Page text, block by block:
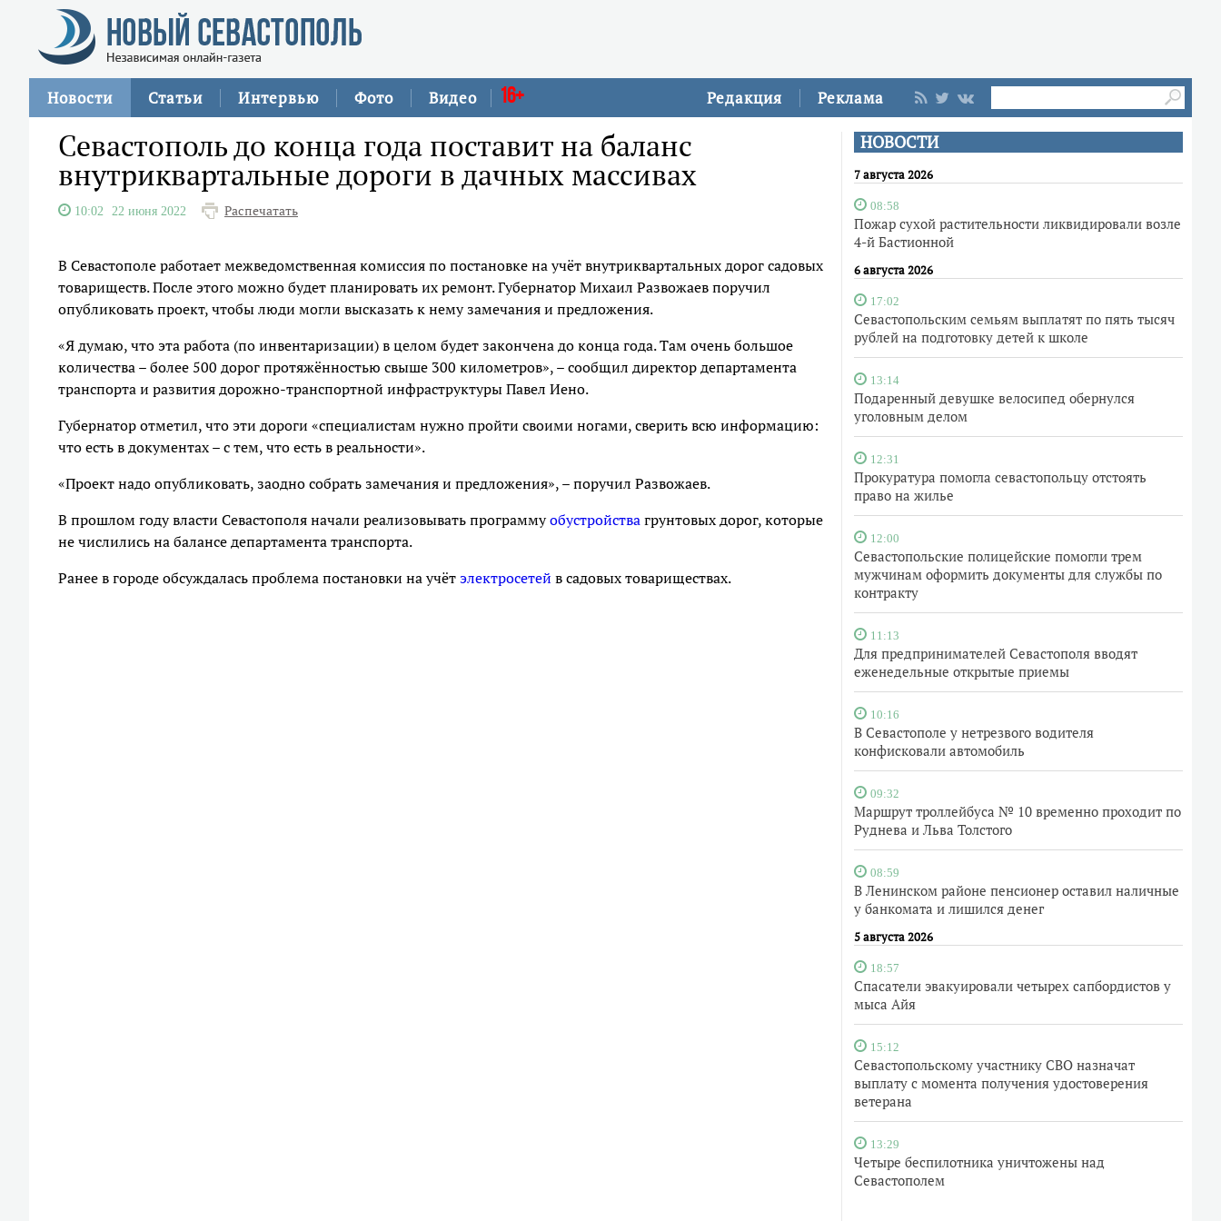
Редакция Реклама
Новости Статьи Интервью Фото Видео 16+
НОВОСТИ
7 августа 2026
08:58
Пожар сухой растительности ликвидировали возле
4-й Бастионной
6 августа 2026
17:02
Севастопольским семьям выплатят по пять тысяч
рублей на подготовку детей к школе
13:14
Подаренный девушке велосипед обернулся
уголовным делом
12:31
Прокуратура помогла севастопольцу отстоять
право на жилье
12:00
Севастопольские полицейские помогли трем
мужчинам оформить документы для службы по
контракту
11:13
Для предпринимателей Севастополя вводят
еженедельные открытые приемы
10:16
В Севастополе у нетрезвого водителя
конфисковали автомобиль
09:32
Маршрут троллейбуса № 10 временно проходит по
Руднева и Льва Толстого
08:59
В Ленинском районе пенсионер оставил наличные
у банкомата и лишился денег
5 августа 2026
18:57
Спасатели эвакуировали четырех сапбордистов у
мыса Айя
15:12
Севастопольскому участнику СВО назначат
выплату с момента получения удостоверения
ветерана
13:29
Четыре беспилотника уничтожены над
Севастополем
Севастополь до конца года поставит на баланс
внутриквартальные дороги в дачных массивах
10:02 22 июня 2022 Распечатать
В Севастополе работает межведомственная комиссия по постановке на учёт внутриквартальных дорог садовых
товариществ. После этого можно будет планировать их ремонт. Губернатор Михаил Развожаев поручил
опубликовать проект, чтобы люди могли высказать к нему замечания и предложения.
«Я думаю, что эта работа (по инвентаризации) в целом будет закончена до конца года. Там очень большое
количества – более 500 дорог протяжённостью свыше 300 километров», – сообщил директор департамента
транспорта и развития дорожно-транспортной инфраструктуры Павел Иено.
Губернатор отметил, что эти дороги «специалистам нужно пройти своими ногами, сверить всю информацию:
что есть в документах – с тем, что есть в реальности».
«Проект надо опубликовать, заодно собрать замечания и предложения», – поручил Развожаев.
В прошлом году власти Севастополя начали реализовывать программуобустройствагрунтовых дорог, которые
не числились на балансе департамента транспорта.
Ранее в городе обсуждалась проблема постановки на учётэлектросетей в садовых товариществах.